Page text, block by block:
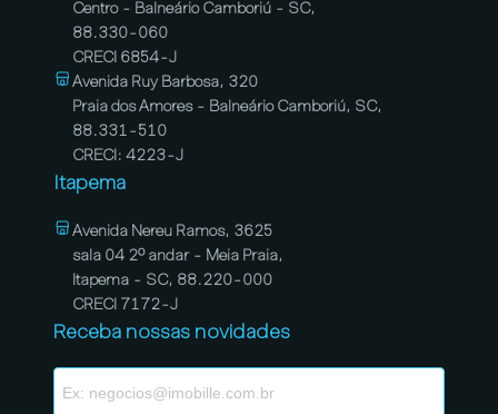
Centro - Balneário Camboriú - SC,
88.330-060
CRECI 6854-J
Avenida Ruy Barbosa, 320
Praia dos Amores - Balneário Camboriú, SC,
88.331-510
CRECI: 4223-J
Itapema
Avenida Nereu Ramos, 3625
sala 04 2º andar - Meia Praia,
Itapema - SC, 88.220-000
CRECI 7172-J
Receba nossas novidades